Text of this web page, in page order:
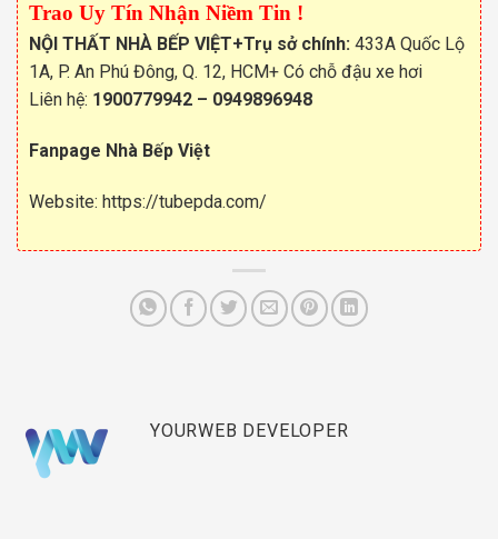
Trao Uy Tín Nhận Niềm Tin !
NỘI THẤT NHÀ BẾP VIỆT+Trụ sở chính: 433A Quốc Lộ
1A, P. An Phú Đông, Q. 12, HCM+ Có chỗ đậu xe hơi
Liên hệ: 1900779942 – 0949896948
Fanpage Nhà Bếp Việt
Website: https://tubepda.com/
YOURWEB DEVELOPER